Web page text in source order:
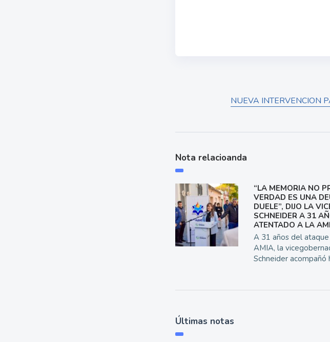
NUEVA INTERVENCION
Nota relacioanda
“LA MEMORIA NO
VERDAD ES UNA
DUELE”, DIJO LA
SCHNEIDER A 31
ATENTADO A LA
A 31 años del
AMIA, la
Schneider acompañó
Últimas notas